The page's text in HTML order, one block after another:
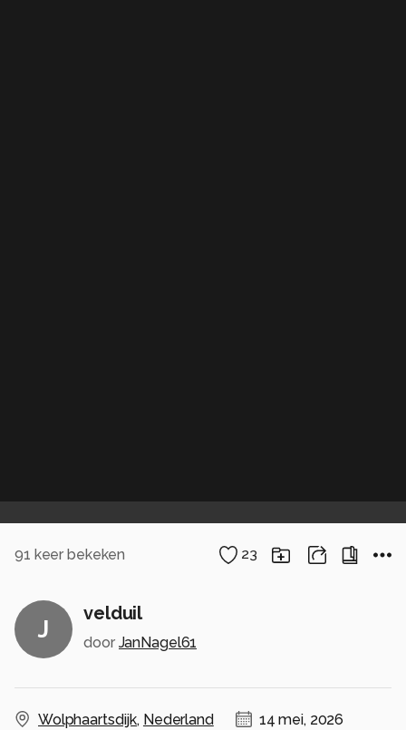
91 keer bekeken 23
J
velduil
door JanNagel61
Wolphaartsdijk, Nederland 14 mei, 2026